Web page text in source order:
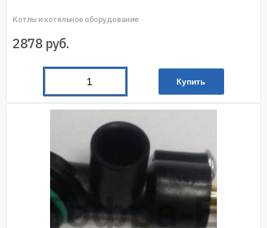
Котлы и котельное оборудование
2878 руб.
Купить